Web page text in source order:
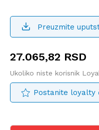
Preuzmite
27.065,82 RSD
Ukoliko niste korisnik
Postanite loyalty